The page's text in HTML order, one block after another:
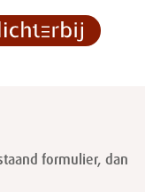
formulier, dan